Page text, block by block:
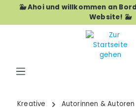
Zum Hauptinhalt springen
🐳 Ahoi und willkommen an
Website! 🐳
Kreative Autorinnen & Autoren